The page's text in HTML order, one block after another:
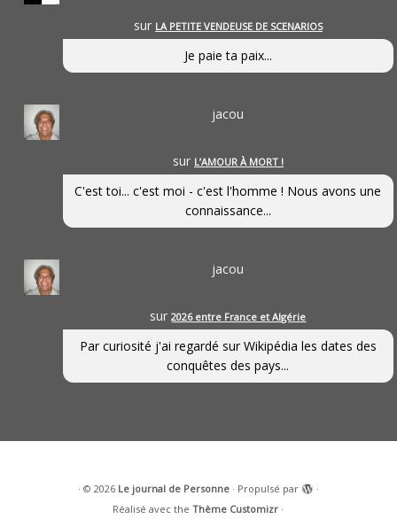
sur LA PETITE VENDEUSE DE SCENARIOS
Je paie ta paix...
jacou
sur L’AMOUR À MORT !
C'est toi... c'est moi - c'est l'homme ! Nous avons une
connaissance...
jacou
sur2026 entre France et Algérie
Par curiosité j'ai regardé sur Wikipédia les dates des
conquêtes des pays...
· © 2026 Le journal de Personne· Propulsé par
·
Réalisé avec theThème Customizr ·